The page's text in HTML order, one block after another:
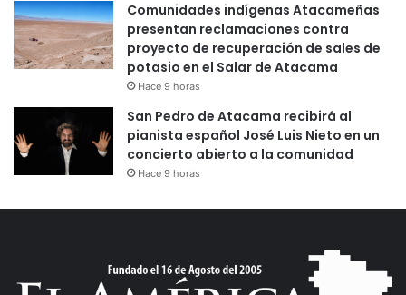
Comunidades indígenas Atacameñas
presentan reclamaciones contra
proyecto de recuperación de sales de
potasio en el Salar de Atacama
Hace 9 horas
San Pedro de Atacama recibirá al
pianista español José Luis Nieto en un
concierto abierto a la comunidad
Hace 9 horas